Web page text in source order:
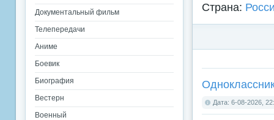
Страна:
Дата: 6-08-2026,
Документальный фильм
Телепередачи
Аниме
Боевик
Биография
Вестерн
Военный